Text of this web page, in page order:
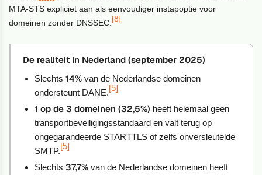
MTA-STS expliciet aan als eenvoudiger instapoptie voor
domeinen zonder DNSSEC. [8]
De realiteit in Nederland (september 2025)
Slechts14% van de Nederlandse domeinen
ondersteunt DANE.[5]
1 op de 3 domeinen (32,5%) heeft helemaal geen
transportbeveiligingsstandaard en valt terug op
ongegarandeerde STARTTLS of zelfs onversleutelde
SMTP.[5]
Slechts37,7% van de Nederlandse domeinen heeft